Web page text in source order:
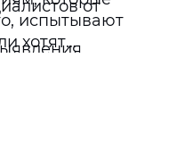
от
испытывают
хотят
затрат на